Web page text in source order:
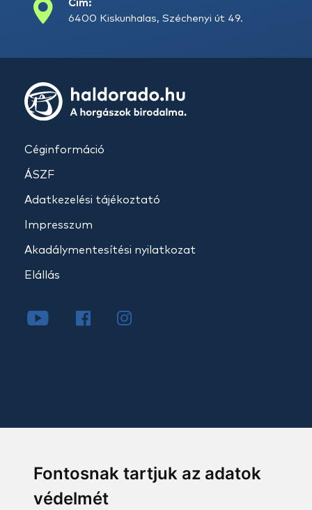
Fontosnak tartjuk az adatok
védelmét
Cím:
6400 Kiskunhalas, Széchenyi út 49.
Céginformáció
ÁSZF
Adatkezelési tájékoztató
Impresszum
Akadálymentesítési nyilatkozat
Elállás